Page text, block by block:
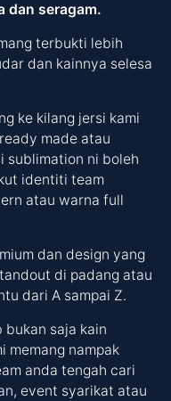
dan seragam.
terbukti lebih
dan kainnya selesa
ke kilang jersi kami
made atau
sublimation ni boleh
identiti team
atau warna full
dan design yang
di padang atau
dari A sampai Z.
bukan saja kain
memang nampak
anda tengah cari
event syarikat atau